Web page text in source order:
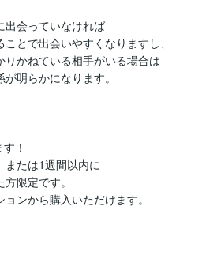
出会っていなければ
とで出会いやすくなりますし、
りかねている相手がいる場合は
明らかになります。
！
または1週間以内に
限定です。
ンから購入いただけます。